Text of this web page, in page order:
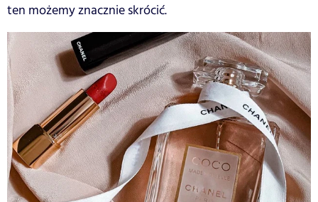
ten możemy znacznie skrócić.